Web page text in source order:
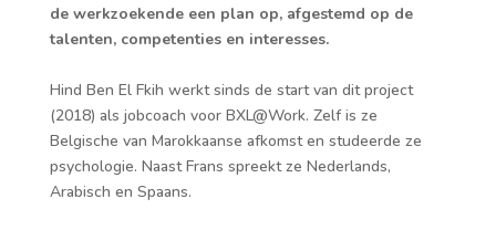
de werkzoekende een plan op, afgestemd op de
talenten, competenties en interesses.
Hind Ben El Fkih werkt sinds de start van dit project
(2018) als jobcoach voor BXL@Work. Zelf is ze
Belgische van Marokkaanse afkomst en studeerde ze
psychologie. Naast Frans spreekt ze Nederlands,
Arabisch en Spaans.